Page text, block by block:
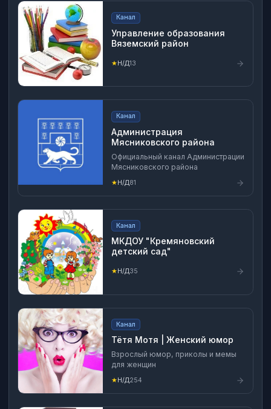
Канал
Управление образования
Вяземский район
★Н/Д13
Канал
Администрация
Мясниковского района
Официальный канал Администрации
Мясниковского района
★Н/Д81
Канал
МКДОУ "Кремяновский
детский сад"
★Н/Д35
Канал
Тётя Мотя | Женский юмор
Взрослый юмор, приколы и мемы
для женщин
★Н/Д254